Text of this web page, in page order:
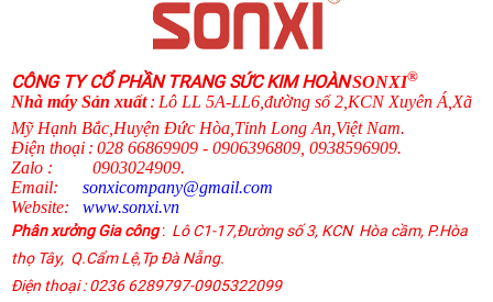
CÔNG TY CỔ PHẦN TRANG SỨC KIM HOÀNSONXI®
Nhà máy Sản xuất : Lô LL 5A-LL6,đường số 2,KCN Xuyên Á,Xã
Mỹ Hạnh Bắc,Huyện Đức Hòa,Tỉnh Long An,Việt Nam.
Điện thoại : 028 66869909 - 0906396809, 0938596909.
Zalo : 0903024909.
Email:
sonxicompany@gmail.com
Website:
www.sonxi.vn
Phân xưởng Gia công: Lô C1-17,Đường số 3, KCN Hòa cầm, P.Hòa
thọ Tây, Q.Cẩm Lệ,Tp Đà Nẵng.
Điện thoại : 0236 6289797-0905322099